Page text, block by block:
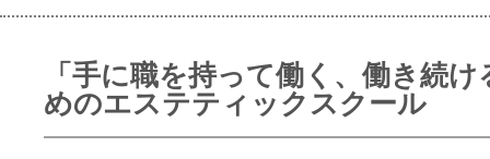
「手に職を持って働く、働き続け
めのエステティックスクール